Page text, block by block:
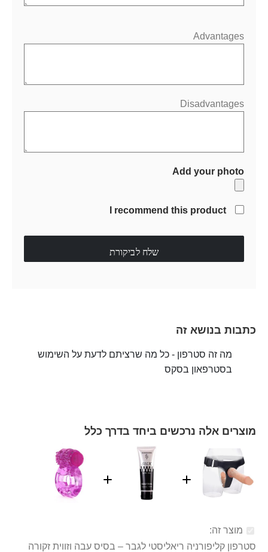
Advantages
Disadvantages
Add your photo
I recommend this product
שלח לביקורת
כתבות בנושא זה
מה זה סטרפון - כל מה שרציתם לדעת על השימוש
בסטרפאון בסקס
מוצרים אלה נרכשים ביחד בדרך כלל
מוצר זה:
סטרפון קליפורניה ריאליסטי לגבר – בסיס עבה וזווית זקורה